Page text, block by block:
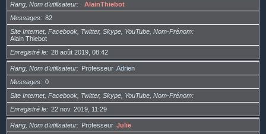
Rang, Nom d’utilisateur
AlainThiebot
Messages
82
Site Internet, Facebook, Twitter, Skype, YouTube, Nom-Prénom
Alain Thiebot
Enregistré le
28 août 2019, 08:42
Rang, Nom d’utilisateur Professeur Adrien
Messages
0
Site Internet, Facebook, Twitter, Skype, YouTube, Nom-Prénom
Enregistré le
22 nov. 2019, 11:29
Rang, Nom d’utilisateur Professeur Julie